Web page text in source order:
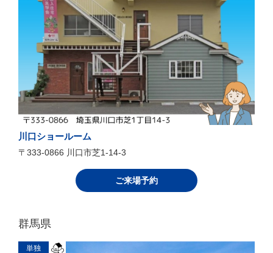
川口ショールーム
〒333-0866 川口市芝1-14-3
ご来場予約
群馬県
単独